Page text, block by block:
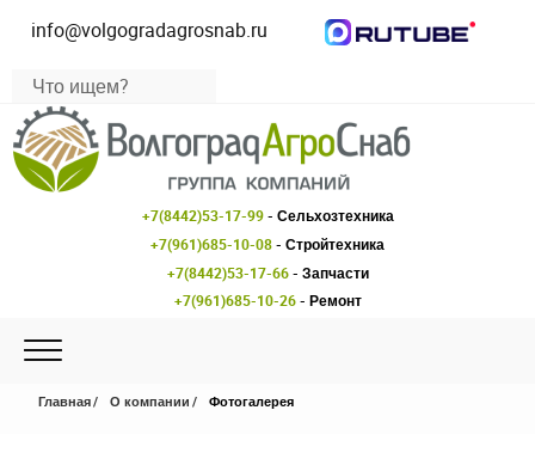
info@volgogradagrosnab.ru
+7(8442)53-17-99- Сельхозтехника
+7(961)685-10-08- Стройтехника
+7(8442)53-17-66- Запчасти
+7(961)685-10-26- Ремонт
Главная О компании Фотогалерея